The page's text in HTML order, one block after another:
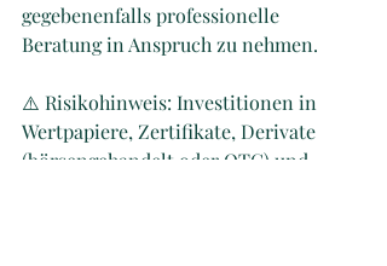
gegebenenfalls professionelle
Beratung in Anspruch zu nehmen.
⚠️ Risikohinweis: Investitionen in
Wertpapiere, Zertifikate, Derivate
(börsengehandelt oder OTC) und